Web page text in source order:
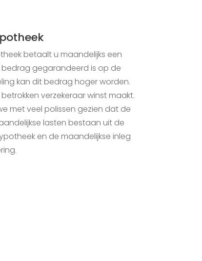
betaalt u maandelijks een
gegarandeerd is op de
kan dit bedrag hoger worden.
verzekeraar winst maakt.
met veel polissen gezien dat de
lasten bestaan uit de
en de maandelijkse inleg